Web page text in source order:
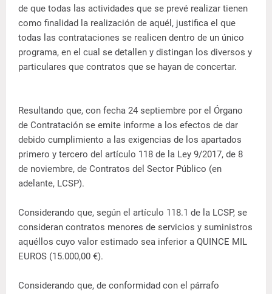
de que todas las actividades que se prevé realizar tienen
como finalidad la realización de aquél, justifica el que
todas las contrataciones se realicen dentro de un único
programa, en el cual se detallen y distingan los diversos y
particulares que contratos que se hayan de concertar.
Resultando que, con fecha 24 septiembre por el Órgano
de Contratación se emite informe a los efectos de dar
debido cumplimiento a las exigencias de los apartados
primero y tercero del artículo 118 de la Ley 9/2017, de 8
de noviembre, de Contratos del Sector Público (en
adelante, LCSP).
Considerando que, según el artículo 118.1 de la LCSP, se
consideran contratos menores de servicios y suministros
aquéllos cuyo valor estimado sea inferior a QUINCE MIL
EUROS (15.000,00 €).
Considerando que, de conformidad con el párrafo